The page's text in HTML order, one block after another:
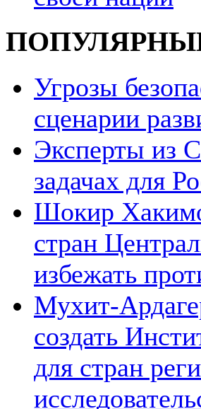
Угрозы
сценарии
Эксперты из
задачах для
Шокир
стран
избежать
Мухит-
создать
для стран